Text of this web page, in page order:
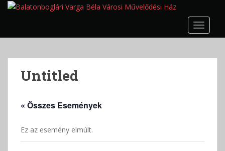
p
Untitled
« Összes Események
Ez az esemény elmúlt.